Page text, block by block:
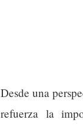
Desde una
refuerza la